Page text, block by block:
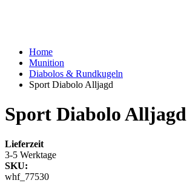
Home
Munition
Diabolos & Rundkugeln
Sport Diabolo Alljagd
Sport Diabolo Alljagd
Lieferzeit
3-5 Werktage
SKU:
whf_77530